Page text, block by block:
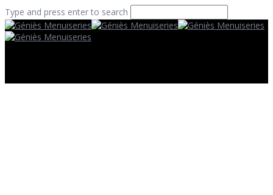
Type and press enter to search